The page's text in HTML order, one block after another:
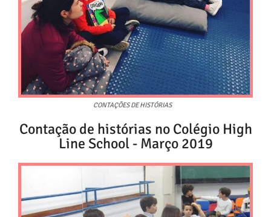
CONTAÇÕES DE HISTÓRIAS
Contação de histórias no Colégio High
Line School - Março 2019